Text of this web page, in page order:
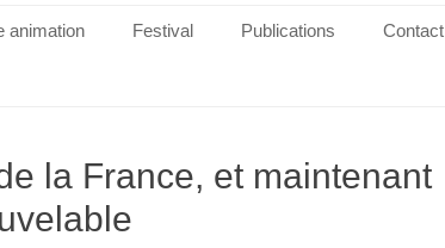
animation Festival Publications Contact
la France, et maintenant